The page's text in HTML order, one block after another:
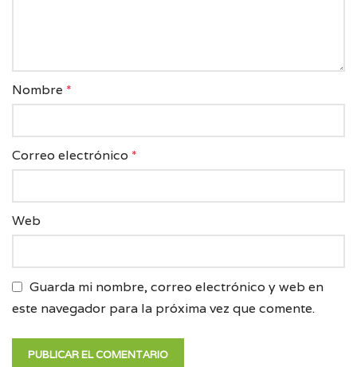
Nombre *
Correo electrónico *
Web
Guarda mi nombre, correo electrónico y web en
este navegador para la próxima vez que comente.